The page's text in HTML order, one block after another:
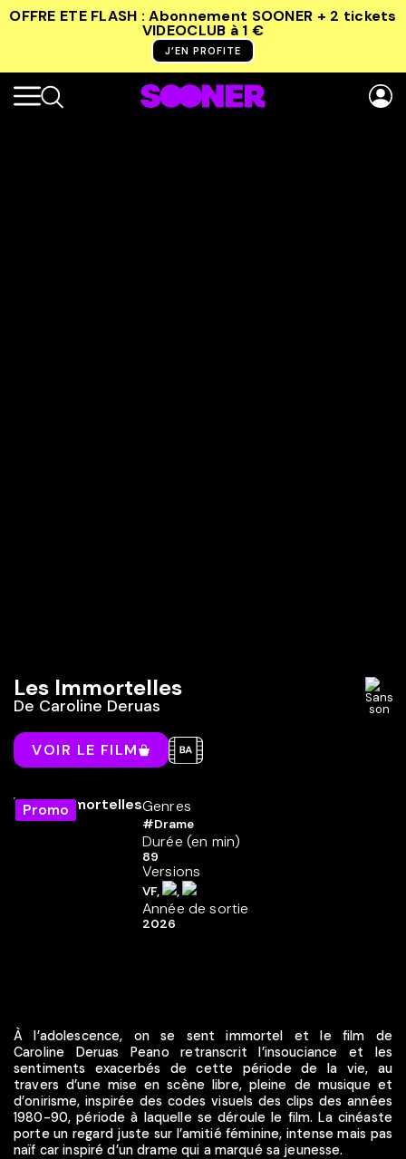
OFFRE ETE FLASH : Abonnement SOONER + 2 tickets
VIDEOCLUB à 1 €
J’EN PROFITE
Les Immortelles
De Caroline Deruas
VOIR LE FILM
Promo Genres
#Drame
Durée (en min)
89
Versions
VF, ,
Année de sortie
2026
À l’adolescence, on se sent immortel et le film de
Caroline Deruas Peano retranscrit l’insouciance et les
sentiments exacerbés de cette période de la vie, au
travers d’une mise en scène libre, pleine de musique et
d’onirisme, inspirée des codes visuels des clips des années
1980-90, période à laquelle se déroule le film. La cinéaste
porte un regard juste sur l’amitié féminine, intense mais pas
naïf car inspiré d’un drame qui a marqué sa jeunesse.